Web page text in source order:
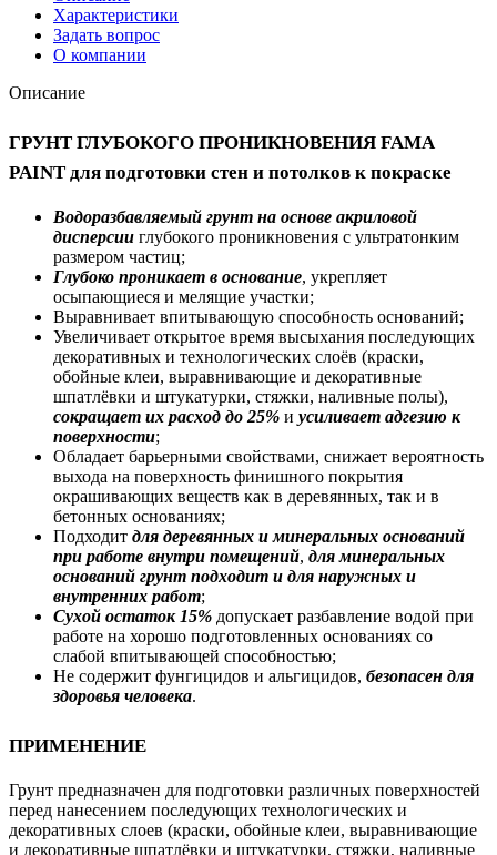
Характеристики
Задать вопрос
О компании
Описание
ГРУНТ ГЛУБОКОГО ПРОНИКНОВЕНИЯ FAMA
PAINT для подготовки стен и потолков к покраске
Водоразбавляемый грунт на основе акриловой
дисперсии глубокого проникновения с ультратонким
размером частиц;
Глубоко проникает в основание, укрепляет
осыпающиеся и мелящие участки;
Выравнивает впитывающую способность оснований;
Увеличивает открытое время высыхания последующих
декоративных и технологических слоёв (краски,
обойные клеи, выравнивающие и декоративные
шпатлёвки и штукатурки, стяжки, наливные полы),
сокращает их расход до 25% и усиливает адгезию к
поверхности;
Обладает барьерными свойствами, снижает вероятность
выхода на поверхность финишного покрытия
окрашивающих веществ как в деревянных, так и в
бетонных основаниях;
Подходит для деревянных и минеральных оснований
при работе внутри помещений, для минеральных
оснований грунт подходит и для наружных и
внутренних работ;
Сухой остаток 15% допускает разбавление водой при
работе на хорошо подготовленных основаниях со
слабой впитывающей способностью;
Не содержит фунгицидов и альгицидов, безопасен для
здоровья человека.
ПРИМЕНЕНИЕ
Грунт предназначен для подготовки различных поверхностей
перед нанесением последующих технологических и
декоративных слоев (краски, обойные клеи, выравнивающие
и декоративные шпатлёвки и штукатурки, стяжки, наливные